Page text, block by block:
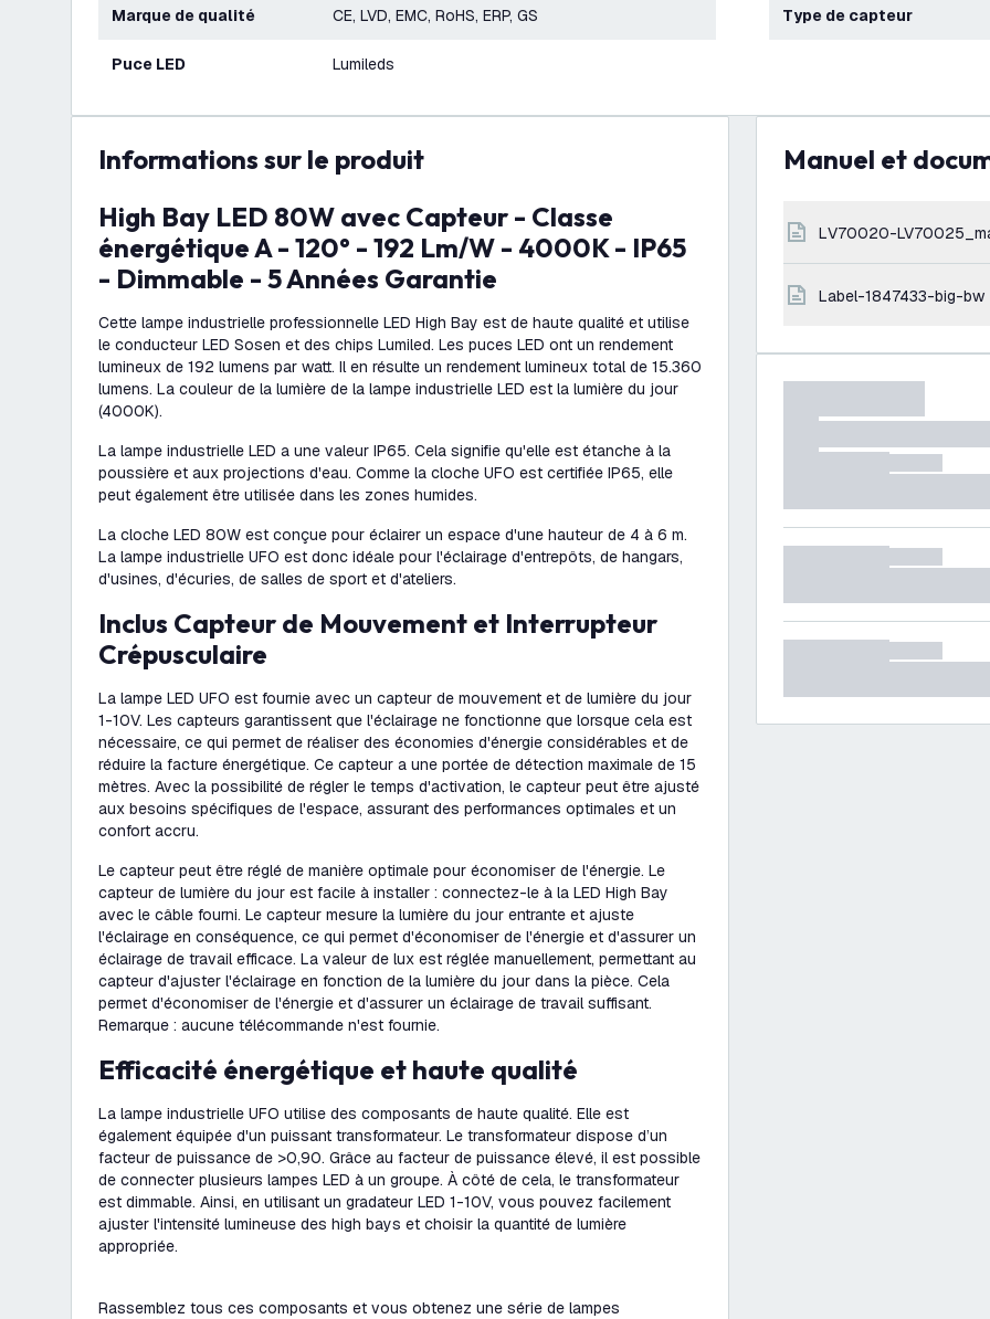
Marque de qualité CE, LVD, EMC, RoHS, ERP, GS
Puce LED Lumileds
Type de capteur
Informations sur le produit
High Bay LED 80W avec Capteur - Classe
énergétique A - 120° - 192 Lm/W - 4000K - IP65
- Dimmable - 5 Années Garantie
Cette lampe industrielle professionnelle LED High Bay est de haute qualité et utilise
le conducteur LED Sosen et des chips Lumiled. Les puces LED ont un rendement
lumineux de 192 lumens par watt. Il en résulte un rendement lumineux total de 15.360
lumens. La couleur de la lumière de la lampe industrielle LED est la lumière du jour
(4000K).
La lampe industrielle LED a une valeur IP65. Cela signifie qu'elle est étanche à la
poussière et aux projections d'eau. Comme la cloche UFO est certifiée IP65, elle
peut également être utilisée dans les zones humides.
La cloche LED 80W est conçue pour éclairer un espace d'une hauteur de 4 à 6 m.
La lampe industrielle UFO est donc idéale pour l'éclairage d'entrepôts, de hangars,
d'usines, d'écuries, de salles de sport et d'ateliers.
Inclus Capteur de Mouvement et Interrupteur
Crépusculaire
La lampe LED UFO est fournie avec un capteur de mouvement et de lumière du jour
1-10V. Les capteurs garantissent que l'éclairage ne fonctionne que lorsque cela est
nécessaire, ce qui permet de réaliser des économies d'énergie considérables et de
réduire la facture énergétique. Ce capteur a une portée de détection maximale de 15
mètres. Avec la possibilité de régler le temps d'activation, le capteur peut être ajusté
aux besoins spécifiques de l'espace, assurant des performances optimales et un
confort accru.
Le capteur peut être réglé de manière optimale pour économiser de l'énergie. Le
capteur de lumière du jour est facile à installer : connectez-le à la LED High Bay
avec le câble fourni. Le capteur mesure la lumière du jour entrante et ajuste
l'éclairage en conséquence, ce qui permet d'économiser de l'énergie et d'assurer un
éclairage de travail efficace. La valeur de lux est réglée manuellement, permettant au
capteur d'ajuster l'éclairage en fonction de la lumière du jour dans la pièce. Cela
permet d'économiser de l'énergie et d'assurer un éclairage de travail suffisant.
Remarque : aucune télécommande n'est fournie.
Efficacité énergétique et haute qualité
La lampe industrielle UFO utilise des composants de haute qualité. Elle est
également équipée d'un puissant transformateur. Le transformateur dispose d’un
facteur de puissance de >0,90. Grâce au facteur de puissance élevé, il est possible
de connecter plusieurs lampes LED à un groupe. À côté de cela, le transformateur
est dimmable. Ainsi, en utilisant un gradateur LED 1-10V, vous pouvez facilement
ajuster l'intensité lumineuse des high bays et choisir la quantité de lumière
appropriée.
Rassemblez tous ces composants et vous obtenez une série de lampes
Manuel et
LV70020-
label-1847433-big-bw